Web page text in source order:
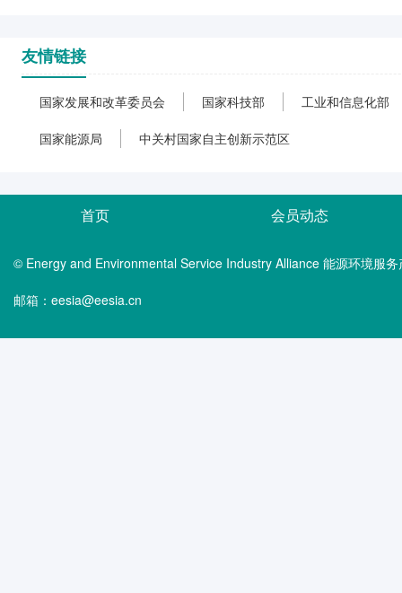
友情链接
国家发展和改革委员会 国家科技部 工业和信息化部
国家能源局 中关村国家自主创新示范区
首页 会员动态
© Energy and Environmental Service Industry Alliance 能源环境服
邮箱：eesia@eesia.cn